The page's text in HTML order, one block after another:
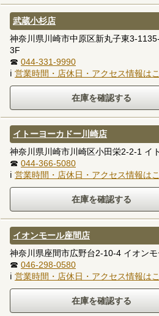
武蔵小杉店
神奈川県川崎市中原区新丸子東3-
3F
☎ 044-331-9990
ℹ 営業時間・店休日・アクセス情報は
イトーヨーカドー川崎店
神奈川県川崎市川崎区小田栄2-2-1 イ
☎ 044-366-5080
ℹ 営業時間・店休日・アクセス情報は
イオンモール座間店
神奈川県座間市広野台2-10-4 イオン
☎ 046-298-0580
ℹ 営業時間・店休日・アクセス情報は